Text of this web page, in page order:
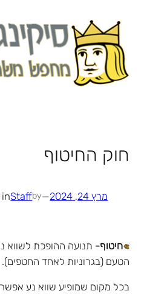
חוק החיטוף
מרץ 24, 2024 —
by
Staff
in
חיטוף- תנועה ההופכת לשווא
הטעם (בגרוניות לאחד החטפים).
בכל מקום שמופיע שווא נע